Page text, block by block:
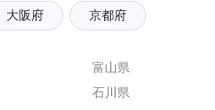
大阪府 京都府
富山県
石川県